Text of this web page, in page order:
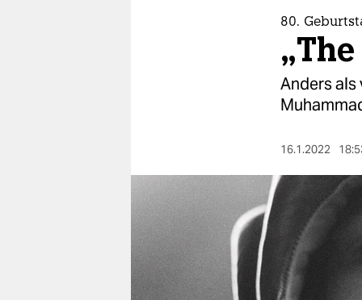
berlin
nord
wahrheit
80.
Anders
16.1.2022